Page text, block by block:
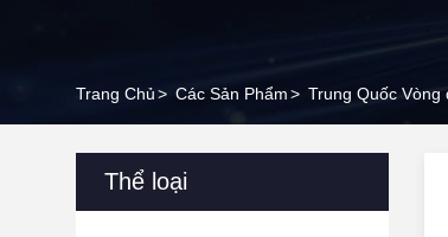
Trang Chủ> Các Sản Phẩm> Trung Quốc Vòng
Thể loại